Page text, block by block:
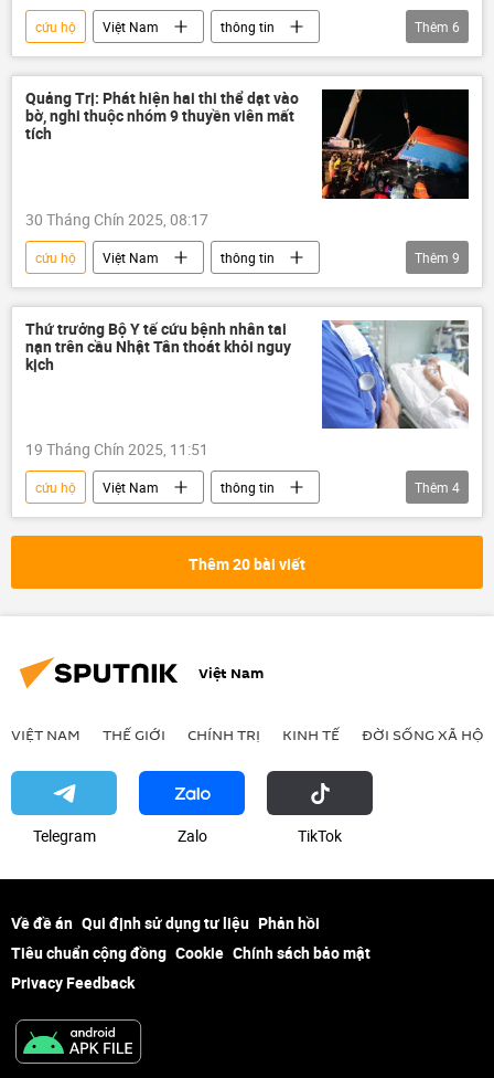
cứu hộ Việt Nam
thông tin
cơn bão
Mưa bão, lũ lụt lịch sử, thiên tai kinh hoàng ở Việt Nam
siêu bão
ngập lụt
lũ lụt
Thêm 6
Quảng Trị: Phát hiện hai thi thể dạt vào
bờ, nghi thuộc nhóm 9 thuyền viên mất
tích
30 Tháng Chín 2025, 08:17
cứu hộ Việt Nam
thông tin
cơn bão
Mưa bão, lũ lụt lịch sử, thiên tai kinh hoàng ở Việt Nam
siêu bão
ngập lụt
lũ lụt
Thêm 9
Thứ trưởng Bộ Y tế cứu bệnh nhân tai
nạn trên cầu Nhật Tân thoát khỏi nguy
kịch
19 Tháng Chín 2025, 11:51
cứu hộ Việt Nam
thông tin
bệnh viện
y tế
Bộ Y Tế Việt Nam
Thêm 4
Thêm 20 bài viết
Việt Nam
VIỆT NAM THẾ GIỚI CHÍNH TRỊ KINH TẾ ĐỜI SỐNG XÃ HỘI
Telegram Zalo ТikТоk
Về đề án Qui định sử dụng tư liệu Phản hồi
Tiêu chuẩn cộng đồng Cookie Chính sách bảo mật
Privacy Feedback